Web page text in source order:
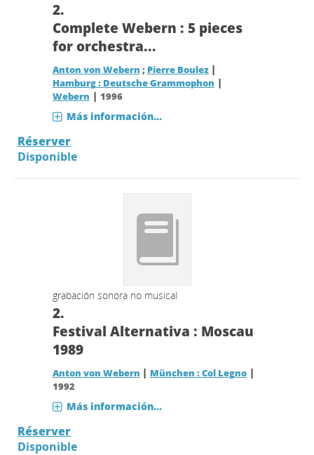
2.
Complete Webern : 5 pieces
for orchestra...
Anton von Webern ; Pierre Boulez |
Hamburg : Deutsche Grammophon |
Webern | 1996
Más información...
Réserver
Disponible
grabación sonora no musical
2.
Festival Alternativa : Moscau
1989
Anton von Webern | München : Col Legno|
1992
Más información...
Réserver
Disponible